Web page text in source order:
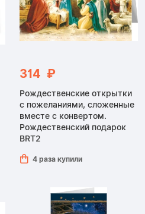
314 ₽
Рождественские открытки
с пожеланиями, сложенные
вместе с конвертом.
Рождественский подарок
BRT2
4 раза купили